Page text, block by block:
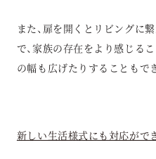
また、扉を開くとリビングに
で、家族の存在をより感じる
の幅も広げたりすることもで
新しい生活様式にも対応がで